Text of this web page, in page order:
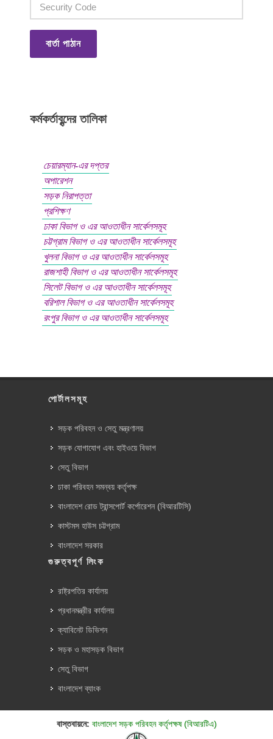
বার্তা পাঠান
কর্মকর্তাবৃন্দের তালিকা
চেয়ারম্যান-এর দপ্তর
অপারেশন
সড়ক নিরাপত্তা
প্রশিক্ষণ
ঢাকা বিভাগ ও এর আওতাধীন সার্কেলসমূহ
চট্টগ্রাম বিভাগ ও এর আওতাধীন সার্কেলসমূহ
খুলনা বিভাগ ও এর আওতাধীন সার্কেলসমূহ
রাজশাহী বিভাগ ও এর আওতাধীন সার্কেলসমূহ
সিলেট বিভাগ ও এর আওতাধীন সার্কেলসমূহ
বরিশাল বিভাগ ও এর আওতাধীন সার্কেলসমূহ
রংপুর বিভাগ ও এর আওতাধীন সার্কেলসমূহ
পোর্টালসমূহ
সড়ক পরিবহন ও সেতু মন্ত্রণালয়
সড়ক যোগাযোগ এবং হাইওয়ে বিভাগ
সেতু বিভাগ
ঢাকা পরিবহন সমন্বয় কর্তৃপক্ষ
বাংলাদেশ রোড ট্রান্সপোর্ট কর্পোরেশন (বিআরটিসি)
কাস্টমস হাউস চট্টগ্রাম
বাংলাদেশ সরকার
গুরুত্বপূর্ণ লিংক
রাষ্ট্রপতির কার্যালয়
প্রধানমন্ত্রীর কার্যালয়
ক্যাবিনেট ডিভিশন
সড়ক ও মহাসড়ক বিভাগ
সেতু বিভাগ
বাংলাদেশ ব্যাংক
বাস্তবায়নে: বাংলাদেশ সড়ক পরিবহন কর্তৃপক্ষ (বিআরটিএ)